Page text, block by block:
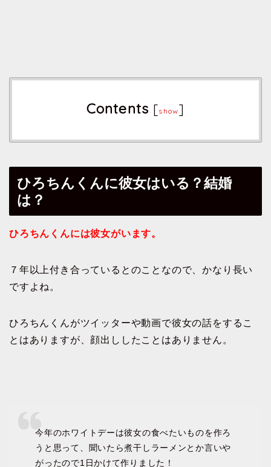
Contents [show]
ひろちんくんに彼女はいる？結婚
は？
ひろちんくんには彼女がいます。
７年以上付き合っているとのことなので、かなり長い
ですよね。
ひろちんくんがツイッターや動画で彼女の話をするこ
とはありますが、顔出ししたことはありません。
今年のホワイトデーは彼女の食べたいものを作ろ
うと思って、聞いたら煮干しラーメンとか言いや
がったので1日かけて作りました！